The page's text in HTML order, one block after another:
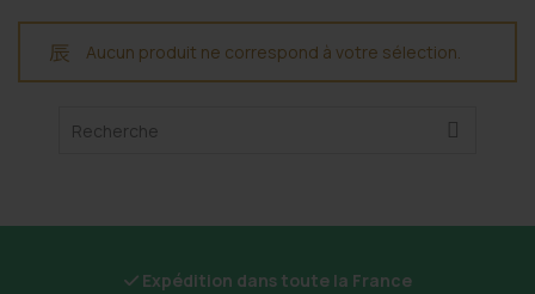
Aucun produit ne correspond à votre sélection.
for:
Expédition dans toute la France